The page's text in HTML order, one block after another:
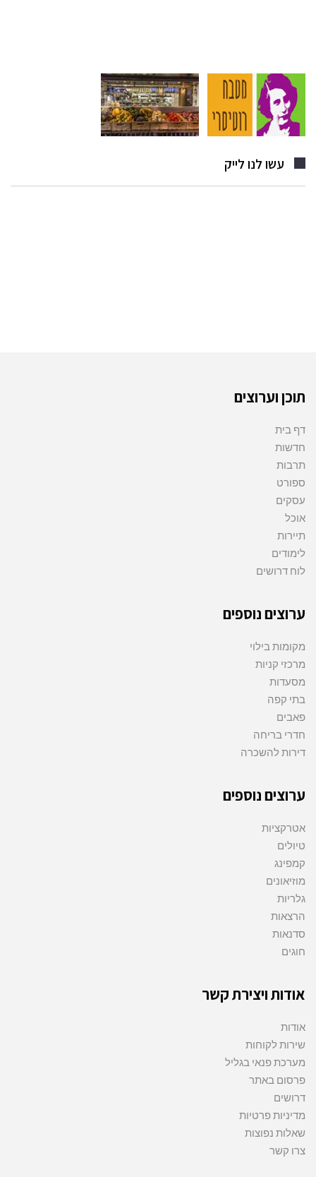
עשו לנו לייק
תוכן וערוצים
דף בית
חדשות
תרבות
ספורט
עסקים
אוכל
תיירות
לימודים
לוח דרושים
ערוצים נוספים
מקומות בילוי
מרכזי קניות
מסעדות
בתי קפה
פאבים
חדרי בריחה
דירות להשכרה
ערוצים נוספים
אטרקציות
טיולים
קמפינג
מוזיאונים
גלריות
הרצאות
סדנאות
חוגים
אודות ויצירת קשר
אודות
שירות לקוחות
מערכת פנאי בגליל
פרסום באתר
דרושים
מדיניות פרטיות
שאלות נפוצות
צרו קשר